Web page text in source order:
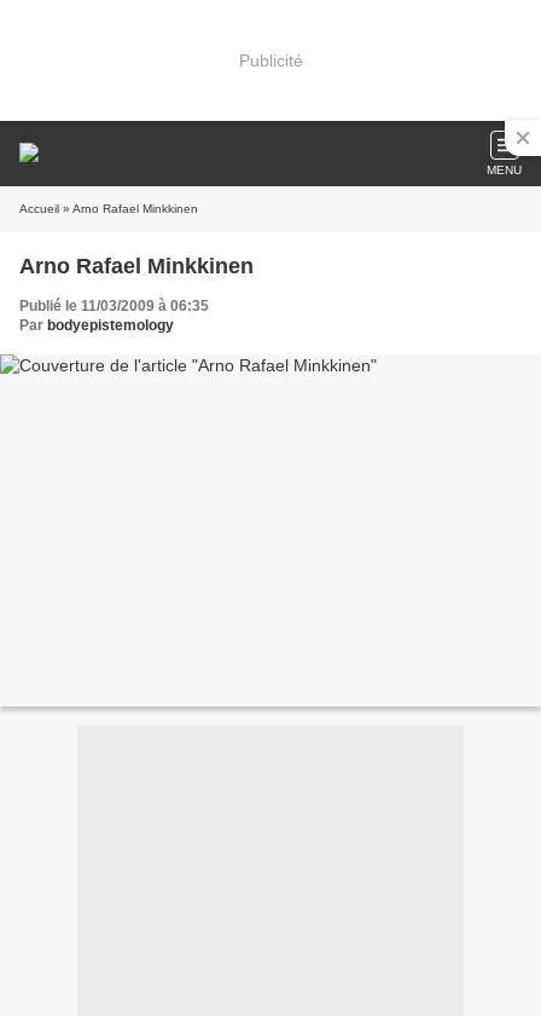
Publicité
MENU
Accueil » Arno Rafael Minkkinen
Arno Rafael Minkkinen
Publié le 11/03/2009 à 06:35
Par bodyepistemology